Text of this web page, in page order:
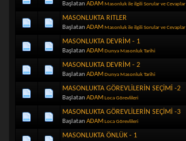
Başlatan ADAM Masonluk ile ilgili Sorular ve Cevaplar
MASONLUKTA RITLER
Başlatan ADAM Masonluk ile ilgili Sorular ve Cevaplar
MASONLUKTA DEVRİM - 1
Başlatan ADAM Dunya Masonluk Tarihi
MASONLUKTA DEVRİM - 2
Başlatan ADAM Dunya Masonluk Tarihi
MASONLUKTA GÖREVLİLERİN SEÇİMİ -2
Başlatan ADAM Loca Görevlileri
MASONLUKTA GÖREVLİLERİN SEÇİMİ -3
Başlatan ADAM Loca Görevlileri
MASONLUKTA ÖNLÜK - 1